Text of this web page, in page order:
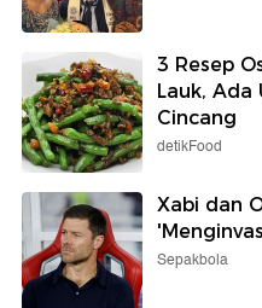
3 Resep
Lauk, Ada
Cincang
detikFood
Xabi dan
Sepakbola